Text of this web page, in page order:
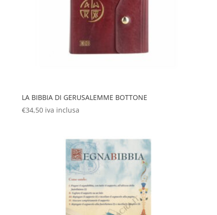
LA BIBBIA DI GERUSALEMME BOTTONE
€34,50 iva inclusa